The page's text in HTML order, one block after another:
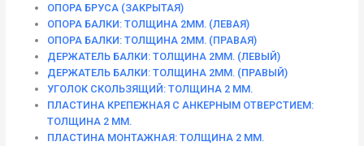
ОПОРА БРУСА (ЗАКРЫТАЯ)
ОПОРА БАЛКИ: ТОЛЩИНА 2ММ. (ЛЕВАЯ)
ОПОРА БАЛКИ: ТОЛЩИНА 2ММ. (ПРАВАЯ)
ДЕРЖАТЕЛЬ БАЛКИ: ТОЛЩИНА 2ММ. (ЛЕВЫЙ)
ДЕРЖАТЕЛЬ БАЛКИ: ТОЛЩИНА 2ММ. (ПРАВЫЙ)
УГОЛОК СКОЛЬЗЯЩИЙ: ТОЛЩИНА 2 ММ.
ПЛАСТИНА КРЕПЕЖНАЯ С АНКЕРНЫМ ОТВЕРСТИЕМ:
ТОЛЩИНА 2 ММ.
ПЛАСТИНА МОНТАЖНАЯ: ТОЛЩИНА 2 ММ.